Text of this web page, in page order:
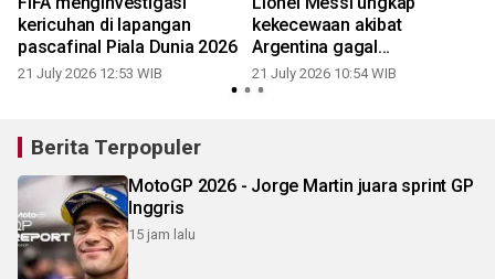
kericuhan di lapangan
pascafinal Piala Dunia 2026
21 July 2026 12:53 WIB
kekecewaan akibat
Argentina gagal
pertahankan Piala Dunia
21 July 2026 10:54 WIB
Berita Terpopuler
MotoGP 2026 - Jorge Martin juara sprint GP
Inggris
15 jam lalu